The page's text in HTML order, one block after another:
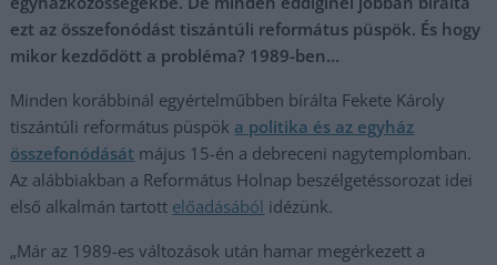
ezt az összefonódást tiszántúli református püspök. És hogy
mikor kezdődött a probléma? 1989-ben…
Minden korábbinál egyértelműbben bírálta Fekete Károly
tiszántúli református püspök a politika és az egyház
összefonódását május 15-én a debreceni nagytemplomban.
Az alábbiakban a Református Holnap beszélgetéssorozat idei
első alkalmán tartott előadásából idézünk.
„Már az 1989-es változások után hamar megérkezett a